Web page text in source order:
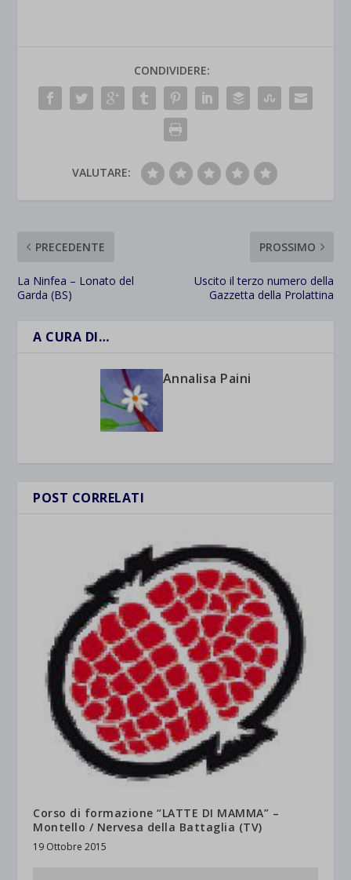
CONDIVIDERE:
VALUTARE:
PRECEDENTE
La Ninfea – Lonato del
Garda (BS)
PROSSIMO
Uscito il terzo numero della
Gazzetta della Prolattina
A CURA DI…
Annalisa Paini
POST CORRELATI
Corso di formazione “LATTE DI MAMMA” –
Montello / Nervesa della Battaglia (TV)
19 Ottobre 2015